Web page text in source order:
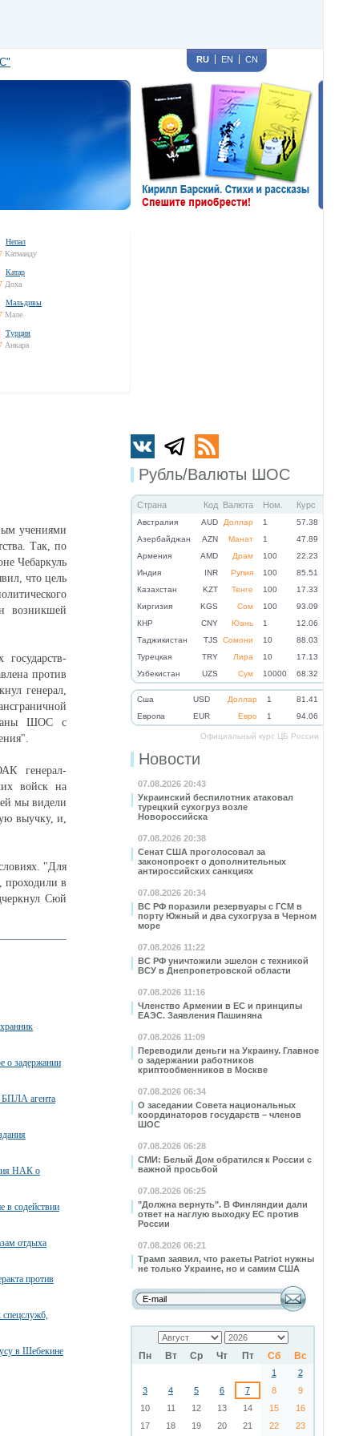
RU EN CN
Непал
Катманду
Катар
Доха
Мальдивы
Мале
Турция
Анкара
Рубль/Валюты ШОС
Страна Код Валюта Ном. Курс
Австралия AUD Доллар 1
57.38
Азербайджан
AZN Манат 1
47.89
Армения
AMD Драм 100
22.23
Индия
INR Рупия 100
85.51
Казахстан
KZT Тенге 100
17.33
Киргизия
KGS Сом 100
93.09
КНР
CNY Юань 1
12.06
Таджикистан
TJS Сомони 10
88.03
Турецкая
TRY Лира 10
17.13
Узбекистан
UZS Сум 10000 68.32
Cша USD Доллар 1
81.41
Eвропа
EUR Евро 1 94.06
Официальный курс ЦБ России
Новости
07.08.2026 20:43
Украинский беспилотник атаковал
турецкий сухогруз возле
Новороссийска
07.08.2026 20:38
Сенат США проголосовал за
законопроект о дополнительных
антироссийских санкциях
07.08.2026 20:34
ВС РФ поразили резервуары с ГСМ в
порту Южный и два сухогруза в Черном
море
07.08.2026 11:22
ВС РФ уничтожили эшелон с техникой
ВСУ в Днепропетровской области
07.08.2026 11:16
Членство Армении в ЕС и принципы
ЕАЭС. Заявления Пашиняна
07.08.2026 11:09
Переводили деньги на Украину. Главное
о задержании работников
криптообменников в Москве
07.08.2026 06:34
О заседании Совета национальных
координаторов государств – членов
ШОС
07.08.2026 06:28
СМИ: Белый Дом обратился к России с
важной просьбой
07.08.2026 06:25
"Должна вернуть". В Финляндии дали
ответ на наглую выходку ЕС против
России
07.08.2026 06:21
Трамп заявил, что ракеты Patriot нужны
не только Украине, но и самим США
Пн Вт Ср Чт Пт Сб Вс
1
2
3
4 5 6 7 8
9
10
11 12 13 14 15
16
17
18 19 20 21 22
23
учениями
Так, по
Чебаркуль
что цель
возникшей
против
генерал,
ШОС с
генерал-
войск на
мы видели
выучку, и,
"Для
проходили в
Сюй
о задержании
БПЛА агента
НАК о
в содействии
отдыха
против
спецслужб,
в Шебекине